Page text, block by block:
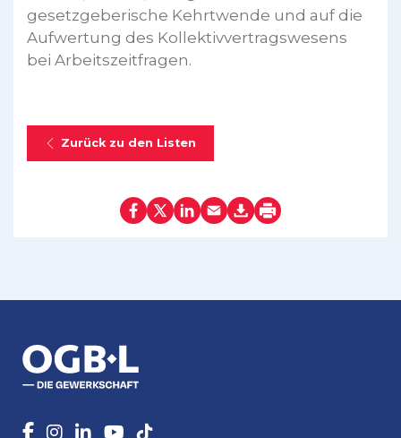
gesetzgeberische Kehrtwende und auf die
Aufwertung des Kollektivvertragswesens
bei Arbeitszeitfragen.
Zurück zu den Listen